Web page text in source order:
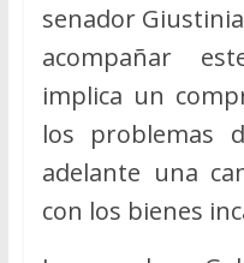
senador
acompañar
implica un
los problemas
adelante una
con los bienes